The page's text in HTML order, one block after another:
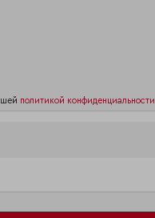
политикой конфиденциальности